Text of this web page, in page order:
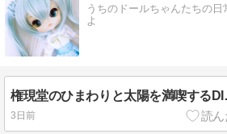
うちのドールちゃんたちの
よ
権現
3日前